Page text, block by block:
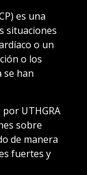
es una
situaciones
o un
o los
se han
UTHGRA
sobre
de manera
fuertes y